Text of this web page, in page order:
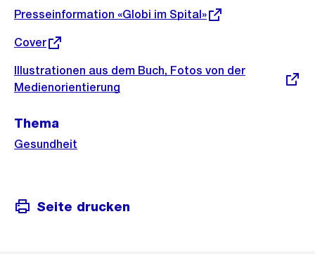
Informationen
Externer
Presseinformation «Globi im Spital»
Externer
Cover
Externer
Link:
Illustrationen aus dem Buch, Fotos von der
Medienorientierung
Thema
Gesundheit
Seite drucken